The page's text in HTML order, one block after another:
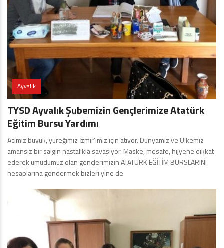
Ayvalık
TYSD Ayvalık Şubemizin Gençlerimize Atatürk
Eğitim Bursu Yardımı
Acımız büyük, yüreğimiz İzmir’imiz için atıyor. Dünyamız ve Ülkemiz
amansız bir salgın hastalıkla savaşıyor. Maske, mesafe, hijyene dikkat
ederek umudumuz olan gençlerimizin ATATÜRK EĞİTİM BURSLARINI
hesaplarına göndermek bizleri yine de